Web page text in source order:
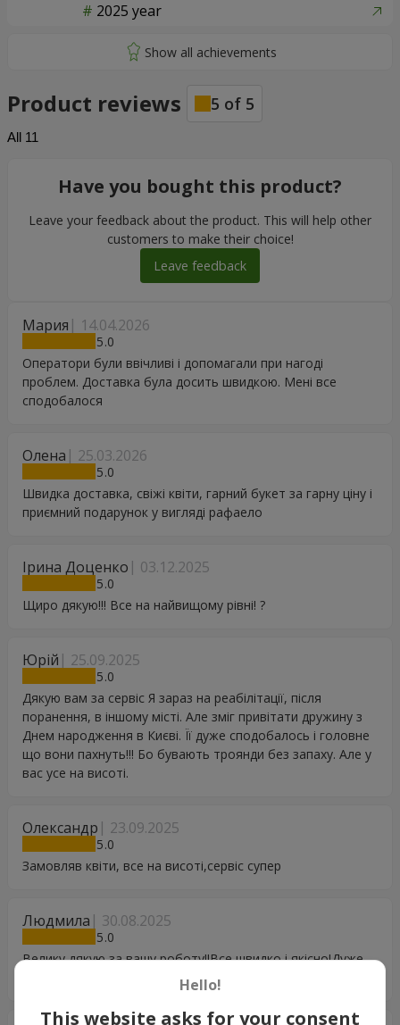
2025 year
Product reviews 5 of 5
All 11
Мария 14.04.2026
5
Оператори були ввічливі і допомагали при нагоді
проблем. Доставка була досить швидкою. Мені все
сподобалося
Олена 25.03.2026
5
Швидка доставка, свіжі квіти, гарний букет за гарну ціну і
приємний подарунок у вигляді рафаело
Ірина Доценко 03.12.2025
5
Щиро дякую!!! Все на найвищому рівні! ?
Юрій 25.09.2025
5
Дякую вам за сервіс Я зараз на реабілітації, після
поранення, в іншому місті. Але зміг привітати дружину з
Днем народження в Києві. Її дуже сподобалось і головне
що вони пахнуть!!! Бо бувають троянди без запаху. Але у
вас усе на висоті.
Олександр 23.09.2025
5
Замовляв квіти, все на висоті,сервіс супер
Людмила 30.08.2025
5
Велику дякую за вашу роботу!!Все швидко і якісно!Дуже
Have you bought this product?
Leave your feedback about the product. This will help other
customers to make their choice!
Leave feedback
Hello!
This website asks for your consent